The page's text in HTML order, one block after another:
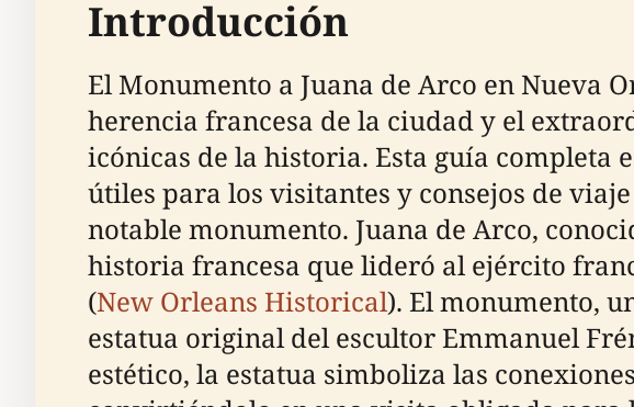
Introducción
El Monumento a Juana de Arco en Nueva
herencia francesa de la ciudad y el
icónicas de la historia. Esta guía
útiles para los visitantes y consejos de
notable monumento. Juana de Arco,
historia francesa que lideró al ejército
(New Orleans Historical). El monumento,
estatua original del escultor Emmanuel
estético, la estatua simboliza las